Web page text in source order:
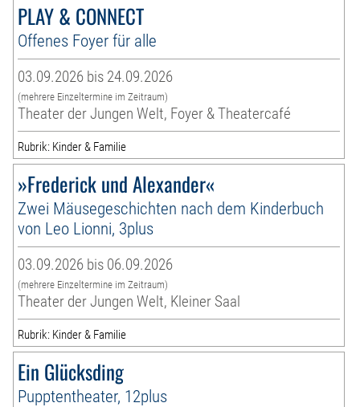
PLAY & CONNECT
Offenes Foyer für alle
03.09.2026 bis 24.09.2026
(mehrere Einzeltermine im Zeitraum)
Theater der Jungen Welt, Foyer & Theatercafé
Rubrik: Kinder & Familie
»Frederick und Alexander«
Zwei Mäusegeschichten nach dem Kinderbuch
von Leo Lionni, 3plus
03.09.2026 bis 06.09.2026
(mehrere Einzeltermine im Zeitraum)
Theater der Jungen Welt, Kleiner Saal
Rubrik: Kinder & Familie
Ein Glücksding
Pupptentheater, 12plus